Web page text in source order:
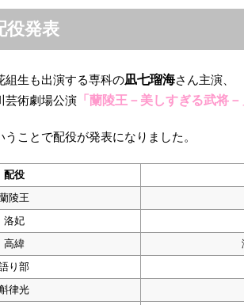
役発表
組生も出演する専科の凪七瑠海さん主演、
芸術劇場公演 「蘭陵王－美しすぎる武将－
ことで配役が発表になりました。
配役
陵王
洛妃
高緯
り部
律光